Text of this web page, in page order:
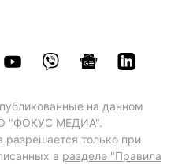
на данном
"ФОКУС МЕДИА".
разрешается только при
в разделе "Правила